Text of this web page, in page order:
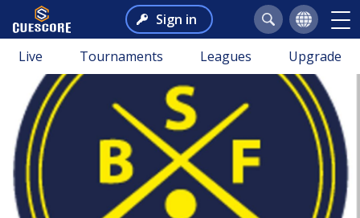
Sign in
Live Tournaments Leagues Upgrade